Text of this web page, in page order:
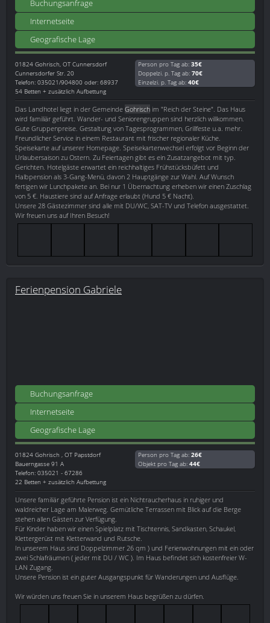
Buchungsanfrage
Internetseite
Geografische Lage
01824 Gohrisch, OT Cunnersdorf
Cunnersdorfer Str. 20
Telefon: 035021/904800 oder: 68937
54 Betten + zusätzlich Aufbettung
Person pro Tag ab: 35€
Doppelzi. p. Tag ab: 70€
Einzelzi. p. Tag ab: 40€
Das Landhotel liegt in der Gemeinde Gohrisch im "Reich der Steine". Das Haus
wird familiär geführt. Wander- und Seniorengruppen sind herzlich willkommen.
Gute Gruppenpreise. Gestaltung von Tagesprogrammen, Grillfeste u.a. mehr.
Freundlicher Service in einem Restaurant mit frischer regionaler Küche.
Speisekarte auf unserer Homepage. Speisekartenwechsel erfolgt vor Beginn der
Urlaubersaison zu Ostern. Zu Feiertagen gibt es ein Zusatzangebot mit typ.
Gerichten. Hotelgäste erwartet ein reichhaltiges Frühstücksbüfett und
Halbpension als 3-Gang-Menü, davon 2 Hauptgänge zur Wahl. Auf Wunsch
fertigen wir Lunchpakete an. Bei nur 1 Übernachtung erheben wir einen Zuschlag
von 5 €. Haustiere sind auf Anfrage erlaubt (Hund 5 € Nacht).
Unsere 28 Gästezimmer sind alle mit DU/WC, SAT-TV und Telefon ausgestattet.
Wir freuen uns auf Ihren Besuch!
Ferienpension Gabriele
Buchungsanfrage
Internetseite
Geografische Lage
01824 Gohrisch , OT Papstdorf
Bauerngasse 91 A
Telefon: 035021 - 67286
22 Betten + zusätzlich Aufbettung
Person pro Tag ab: 26€
Objekt pro Tag ab: 44€
Unsere familiär geführte Pension ist ein Nichtraucherhaus in ruhiger und
waldreicher Lage am Malerweg. Gemütliche Terrassen mit Blick auf die Berge
stehen allen Gästen zur Verfügung.
Für Kinder haben wir einen Spielplatz mit Tischtennis, Sandkasten, Schaukel,
Klettergerüst mit Kletterwand und Rutsche.
In unserem Haus sind Doppelzimmer 26 qm ) und Ferienwohnungen mit ein oder
zwei Schlafräumen ( jeder mit DU / WC ). Im Haus befindet sich kostenfreier W-
LAN Zugang.
Unsere Pension ist ein guter Ausgangspunkt für Wanderungen und Ausflüge.
Wir würden uns freuen Sie in unserem Haus begrüßen zu dürfen.